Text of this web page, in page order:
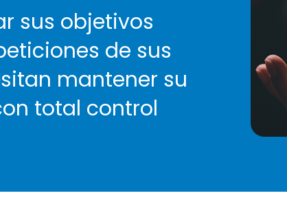
sus objetivos
de sus
mantener su
total control